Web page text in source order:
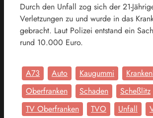
Durch den Unfall zog sich der 21-
Verletzungen zu und wurde in das
gebracht. Laut Polizei entstand ein
rund 10.000 Euro.
A73 Auto Kaugummi
Oberfranken
Schaden
Scheßlitz
TV Oberfranken
TVO Unfall